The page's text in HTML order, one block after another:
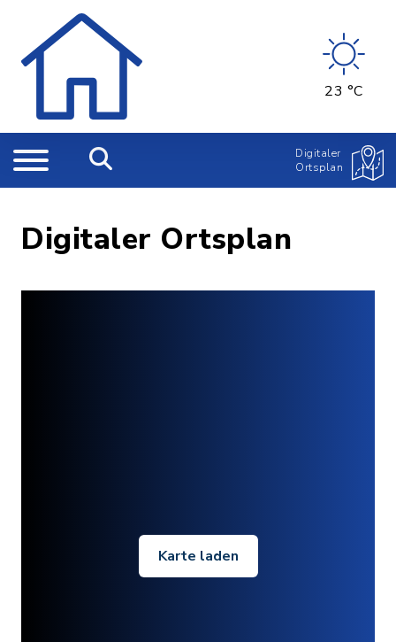
23 °C
Digitaler
Ortsplan
Digitaler Ortsplan
Karte laden